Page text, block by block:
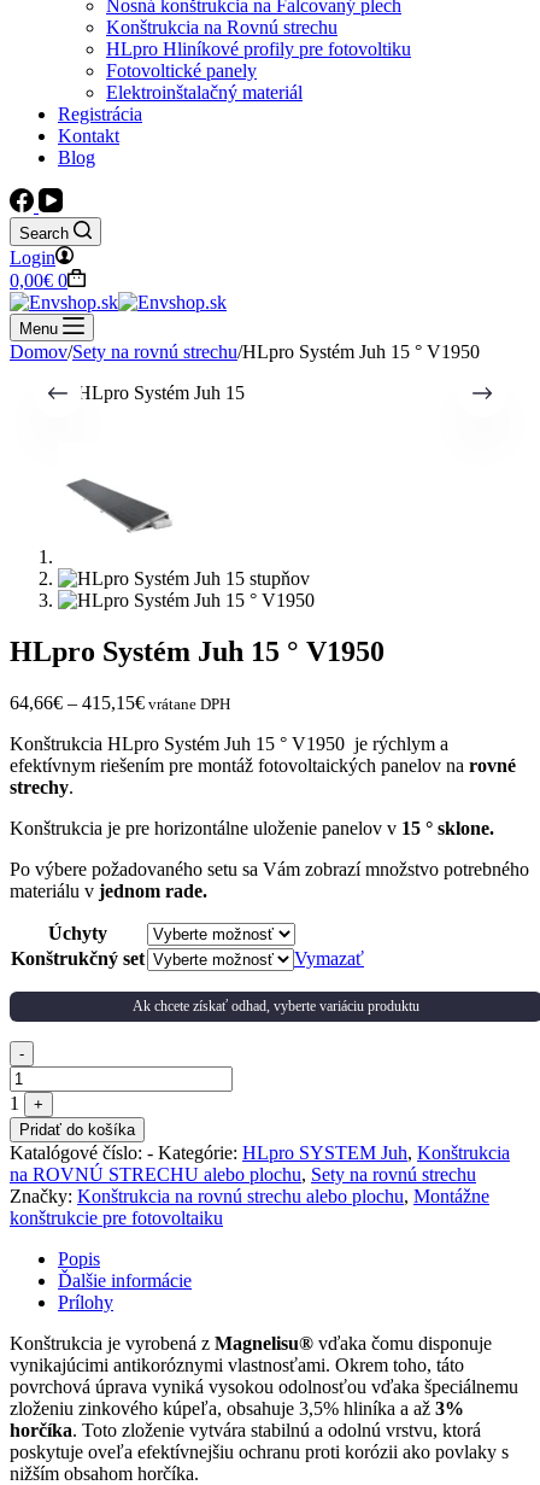
Nosná konštrukcia na Falcovaný plech
Konštrukcia na Rovnú strechu
HLpro Hliníkové profily pre fotovoltiku
Fotovoltické panely
Elektroinštalačný materiál
Registrácia
Kontakt
Blog
Search
Login
Shopping
cart
0,00€ 0
Menu
Domov/Sety na rovnú strechu/HLpro Systém Juh 15 ° V1950
HLpro Systém Juh 15 ° V1950
64,66€ – 415,15€ vrátane DPH
Konštrukcia HLpro Systém Juh 15 ° V1950 je rýchlym a
efektívnym riešením pre montáž fotovoltaických panelov na rovné
strechy.
Konštrukcia je pre horizontálne uloženie panelov v 15 ° sklone.
Po výbere požadovaného setu sa Vám zobrazí množstvo potrebného
materiálu v jednom rade.
Úchyty
Konštrukčný set
Vymazať
Ak chcete získať odhad, vyberte variáciu produktu
Quantity
-
1
+
Pridať do košíka
Katalógové číslo: - Kategórie: HLpro SYSTEM Juh, Konštrukcia
na ROVNÚ STRECHU alebo plochu, Sety na rovnú strechu
Značky: Konštrukcia na rovnú strechu alebo plochu, Montážne
konštrukcie pre fotovoltaiku
Popis
Ďalšie informácie
Prílohy
Konštrukcia je vyrobená z Magnelisu® vďaka čomu disponuje
vynikajúcimi antikoróznymi vlastnosťami. Okrem toho, táto
povrchová úprava vyniká vysokou odolnosťou vďaka špeciálnemu
zloženiu zinkového kúpeľa, obsahuje 3,5% hliníka a až 3%
horčíka. Toto zloženie vytvára stabilnú a odolnú vrstvu, ktorá
poskytuje oveľa efektívnejšiu ochranu proti korózii ako povlaky s
nižším obsahom horčíka.